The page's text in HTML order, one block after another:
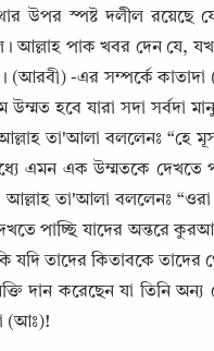
উপর স্পষ্ট দলীল রয়েছে
আল্লাহ পাক খবর দেন যে,
(আরবী) -এর সম্পর্কে
হবে যারা সদা সর্বদা
তা'আলা বললেনঃ “হে
এক উম্মতকে দেখতে
তা'আলা বললেনঃ
যাদের অন্তরে কুরআন
তাদের কিতাবকে তাদের
দান করেছেন যা তিনি
(আঃ)!